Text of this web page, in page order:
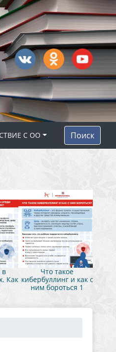
С ОО Поиск
в
Как
Что такое
кибербуллинг и как с
ним бороться 1